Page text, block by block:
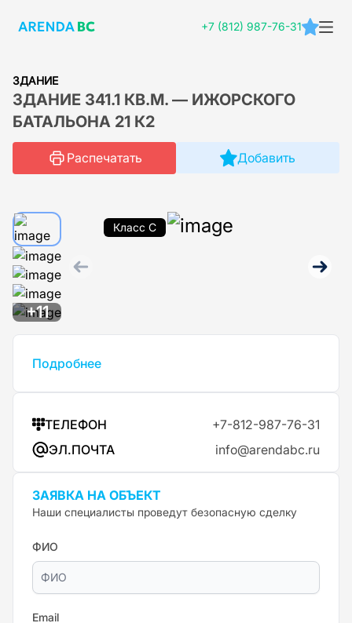
+7 (812) 987-76-31
ЗДАНИЕ
ЗДАНИЕ 341.1 КВ.М. — ИЖОРСКОГО
БАТАЛЬОНА 21 К2
Распечатать Добавить
Класс C
+11
Подробнее
ТЕЛЕФОН
+7-812-987-76-31
ЭЛ.ПОЧТА
info@arendabc.ru
ЗАЯВКА НА ОБЪЕКТ
Наши специалисты проведут безопасную сделку
ФИО
Email